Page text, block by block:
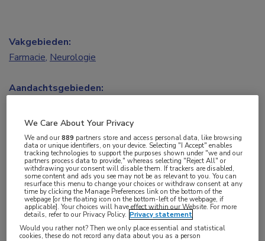
Genetische netwerken kunnen helpen om meer
inzicht te geven in de gecoördineerde activiteit
van genen, en om complexe aspecten van
genetische risico’s te integreren. Dit betoogde
Vakgebieden:
Farmacie, Neurologie
Aandachtsgebieden:
Tags:
autisme,genetica,neurodegeneratie,tau
We Care About Your Privacy
We and our889 partners store and access personal data, like browsing
data or unique identifiers, on your device. Selecting "I Accept" enables
tracking technologies to support the purposes shown under "we and our
partners process data to provide," whereas selecting "Reject All" or
withdrawing your consent will disable them. If trackers are disabled,
some content and ads you see may not be as relevant to you. You can
resurface this menu to change your choices or withdraw consent at any
time by clicking the Manage Preferences link on the bottom of the
webpage [or the floating icon on the bottom-left of the webpage, if
applicable]. Your choices will have effect within our Website. For more
details, refer to our Privacy Policy. Privacy statement
Would you rather not? Then we only place essential and statistical
cookies, these do not record any data about you as a person